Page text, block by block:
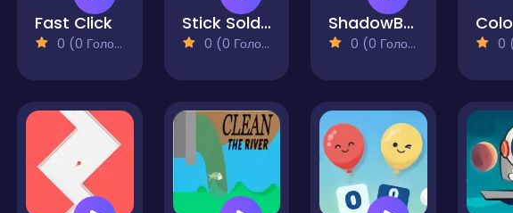
Fast Click
0 (0 Голосів)
Stick Soldier
0 (0 Голосів)
ShadowByte
0 (0 Голосів) 0